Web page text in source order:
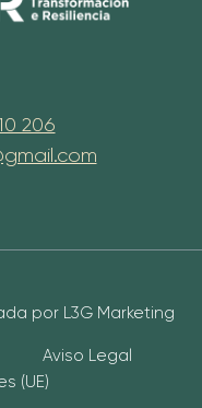
206
por L3G Marketing
Aviso Legal
(UE)